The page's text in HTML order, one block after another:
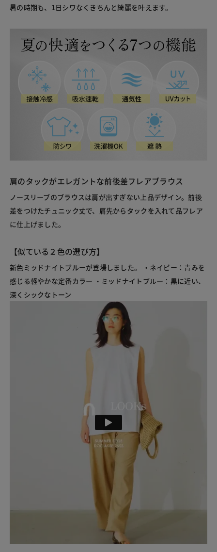
暑の時期も、1日シワなくきちんと綺麗を叶えます。
肩のタックがエレガントな前後差フレアブラウス
ノースリーブのブラウスは肩が出すぎない上品デザイン。前後
差をつけたチュニック丈で、肩先からタックを入れて品フレア
に仕上げました。
【似ている２色の選び方】
新色ミッドナイトブルーが登場しました。 ・ネイビー：青みを
感じる軽やかな定番カラー ・ミッドナイトブルー：黒に近い、
深くシックなトーン